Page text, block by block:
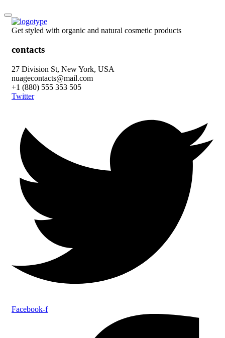
Get styled with organic and natural cosmetic products
contacts
27 Division St, New York, USA
nuagecontacts@mail.com
+1 (880) 555 353 505
Twitter
Facebook-f